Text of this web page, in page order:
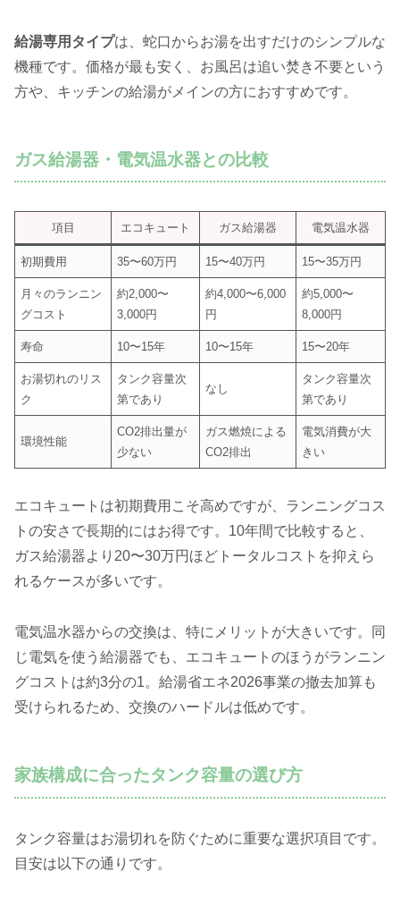
給湯専用タイプは、蛇口からお湯を出すだけのシンプルな
機種です。価格が最も安く、お風呂は追い焚き不要という
方や、キッチンの給湯がメインの方におすすめです。
ガス給湯器・電気温水器との比較
項目 エコキュート ガス給湯器 電気温水器
初期費用 35〜60万円 15〜40万円 15〜35万円
月々のランニン
グコスト
約2,000〜
3,000円
約4,000〜6,000
円
約5,000〜
8,000円
寿命 10〜15年 10〜15年 15〜20年
お湯切れのリス
ク
タンク容量次
第であり
なし
タンク容量次
第であり
環境性能
CO2排出量が
少ない
ガス燃焼による
CO2排出
電気消費が大
きい
エコキュートは初期費用こそ高めですが、ランニングコス
トの安さで長期的にはお得です。10年間で比較すると、
ガス給湯器より20〜30万円ほどトータルコストを抑えら
れるケースが多いです。
電気温水器からの交換は、特にメリットが大きいです。同
じ電気を使う給湯器でも、エコキュートのほうがランニン
グコストは約3分の1。給湯省エネ2026事業の撤去加算も
受けられるため、交換のハードルは低めです。
家族構成に合ったタンク容量の選び方
タンク容量はお湯切れを防ぐために重要な選択項目です。
目安は以下の通りです。